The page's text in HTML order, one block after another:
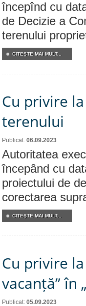
începînd cu
de Decizie a
terenului
CITEŞTE MAI MULT...
Cu privire
terenului
Publicat: 06.09.2023
Autoritatea
începând cu
proiectului de
corectarea
CITEŞTE MAI MULT...
Cu privire
vacanță” în
Publicat: 05.09.2023